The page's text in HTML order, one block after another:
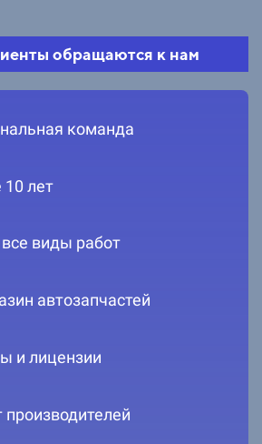
обращаются к нам
команда
лет
виды работ
автозапчастей
и лицензии
производителей